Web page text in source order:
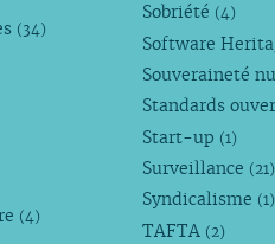
(34)
(4)
Sobriété (4)
Software
Souveraineté
Standards
Start-up (1)
Surveillance (21)
Syndicalisme (1)
TAFTA (2)